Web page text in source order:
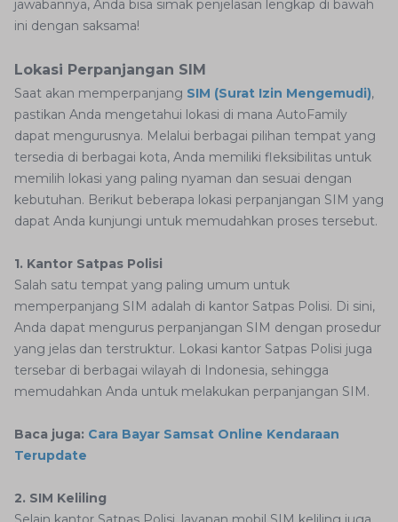
jawabannya, Anda bisa simak penjelasan lengkap di bawah
ini dengan saksama!
Lokasi Perpanjangan SIM
Saat akan memperpanjang SIM (Surat Izin Mengemudi),
pastikan Anda mengetahui lokasi di mana AutoFamily
dapat mengurusnya. Melalui berbagai pilihan tempat yang
tersedia di berbagai kota, Anda memiliki fleksibilitas untuk
memilih lokasi yang paling nyaman dan sesuai dengan
kebutuhan. Berikut beberapa lokasi perpanjangan SIM yang
dapat Anda kunjungi untuk memudahkan proses tersebut.
1. Kantor Satpas Polisi
Salah satu tempat yang paling umum untuk
memperpanjang SIM adalah di kantor Satpas Polisi. Di sini,
Anda dapat mengurus perpanjangan SIM dengan prosedur
yang jelas dan terstruktur. Lokasi kantor Satpas Polisi juga
tersebar di berbagai wilayah di Indonesia, sehingga
memudahkan Anda untuk melakukan perpanjangan SIM.
Baca juga: Cara Bayar Samsat Online Kendaraan
Terupdate
2. SIM Keliling